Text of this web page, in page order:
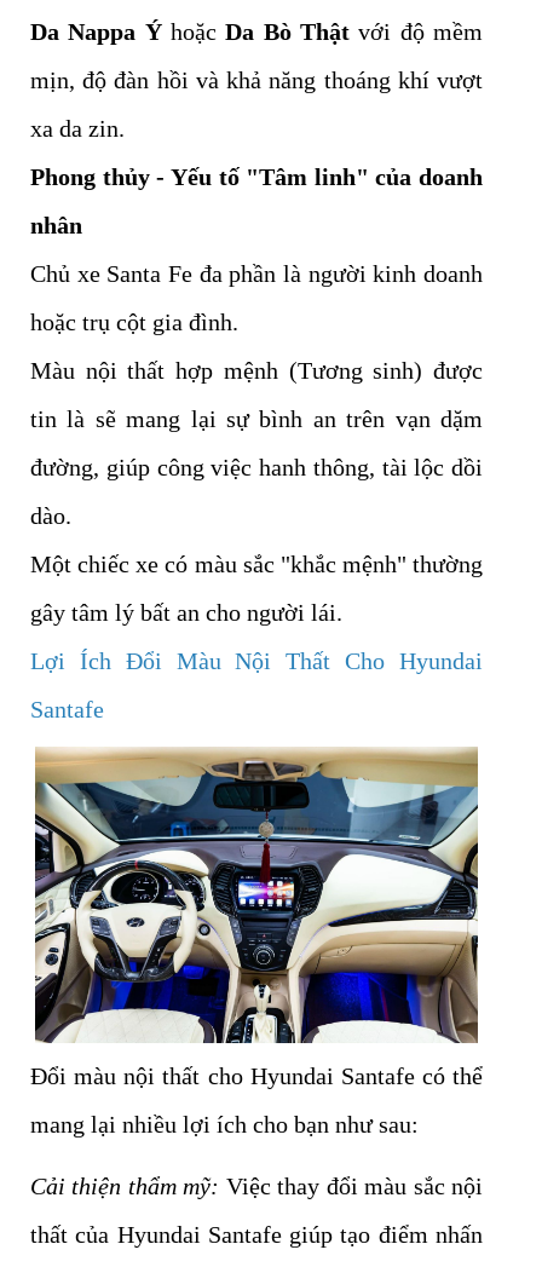
Da Nappa ÝhoặcDa Bò Thật với độ mềm
mịn, độ đàn hồi và khả năng thoáng khí vượt
xa da zin.
Phong thủy - Yếu tố "Tâm linh" của doanh
nhân
Chủ xe Santa Fe đa phần là người kinh doanh
hoặc trụ cột gia đình.
Màu nội thất hợp mệnh (Tương sinh) được
tin là sẽ mang lại sự bình an trên vạn dặm
đường, giúp công việc hanh thông, tài lộc dồi
dào.
Một chiếc xe có màu sắc "khắc mệnh" thường
gây tâm lý bất an cho người lái.
Lợi Ích Đổi Màu Nội Thất Cho Hyundai
Santafe
Đổi màu nội thất cho Hyundai Santafe có thể
mang lại nhiều lợi ích cho bạn như sau:
Cải thiện thẩm mỹ: Việc thay đổi màu sắc nội
thất của Hyundai Santafe giúp tạo điểm nhấn